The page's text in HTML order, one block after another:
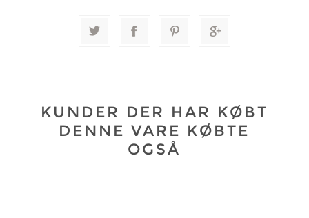
KUNDER DER HAR KØBT
DENNE VARE KØBTE
OGSÅ